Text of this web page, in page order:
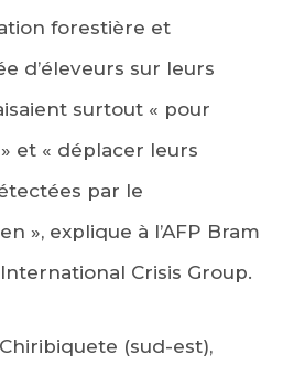
forestière et
d’éleveurs sur leurs
surtout « pour
et « déplacer leurs
par le
», explique à l’AFP Bram
Crisis Group.
(sud-est),